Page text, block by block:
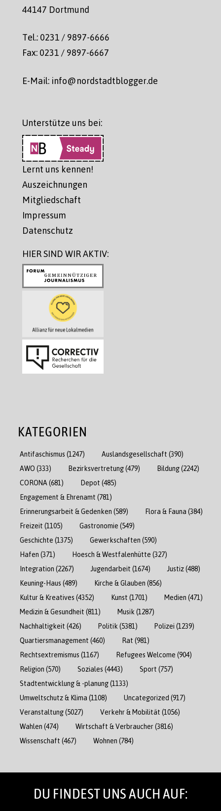
44147 Dortmund
Tel.: 0231 / 9897-6666
Fax: 0231 / 9897-6667
E-Mail: info@nordstadtblogger.de
Unterstütze uns bei:
Lernt uns kennen!
Auszeichnungen
Mitgliedschaft
Impressum
Datenschutz
HIER SIND WIR AKTIV:
KATEGORIEN
Antifaschismus (1247) Auslandsgesellschaft (390)
AWO (333) Bezirksvertretung(479) Bildung(2242)
CORONA (681) Depot (485)
Engagement & Ehrenamt (781)
Erinnerungsarbeit & Gedenken (589) Flora & Fauna (384)
Freizeit (1105) Gastronomie (549)
Geschichte (1375) Gewerkschaften (590)
Hafen (371) Hoesch & Westfalenhütte (327)
Integration (2267) Jugendarbeit (1674) Justiz(488)
Keuning-Haus (489) Kirche & Glauben (856)
Kultur & Kreatives (4352) Kunst (1701) Medien (471)
Medizin & Gesundheit (811) Musik (1287)
Nachhaltigkeit (426) Politik (5381) Polizei (1239)
Quartiersmanagement (460) Rat (981)
Rechtsextremismus (1167) Refugees Welcome (904)
Religion (570) Soziales (4443) Sport (757)
Stadtentwicklung & -planung(1133)
Umweltschutz & Klima (1108) Uncategorized (917)
Veranstaltung(5027) Verkehr & Mobilität (1056)
Wahlen (474) Wirtschaft & Verbraucher(3816)
Wissenschaft (467) Wohnen (784)
DU FINDEST UNS AUCH AUF: